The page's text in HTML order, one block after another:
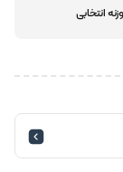
وزنه انتخابی